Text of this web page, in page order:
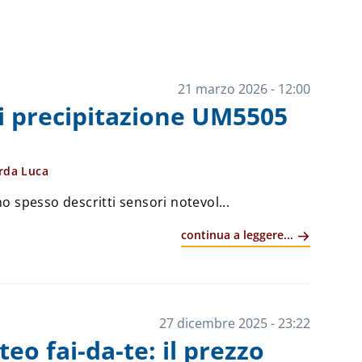
21 marzo 2026 - 12:00
precipitazione UM5505
Luca
spesso descritti sensori notevol...
continua a leggere...
27 dicembre 2025 - 23:22
fai-da-te: il prezzo